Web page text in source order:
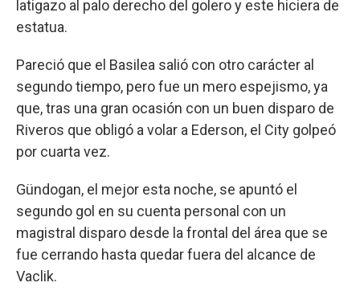
latigazo al palo derecho del golero y este hiciera de
estatua.
Pareció que el Basilea salió con otro carácter al
segundo tiempo, pero fue un mero espejismo, ya
que, tras una gran ocasión con un buen disparo de
Riveros que obligó a volar a Ederson, el City golpeó
por cuarta vez.
Gündogan, el mejor esta noche, se apuntó el
segundo gol en su cuenta personal con un
magistral disparo desde la frontal del área que se
fue cerrando hasta quedar fuera del alcance de
Vaclik.